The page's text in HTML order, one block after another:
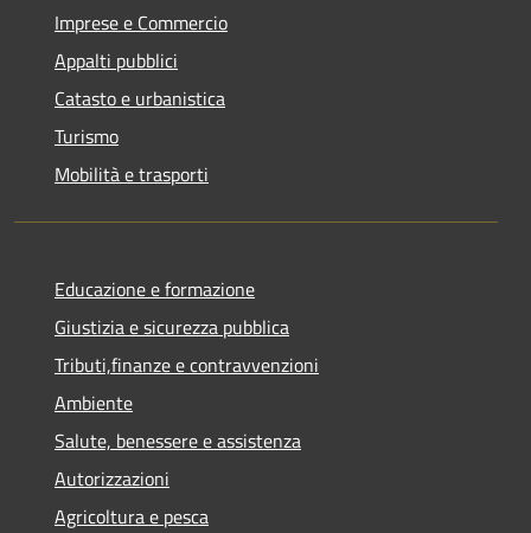
Imprese e Commercio
Appalti pubblici
Catasto e urbanistica
Turismo
Mobilità e trasporti
Educazione e formazione
Giustizia e sicurezza pubblica
Tributi,finanze e contravvenzioni
Ambiente
Salute, benessere e assistenza
Autorizzazioni
Agricoltura e pesca